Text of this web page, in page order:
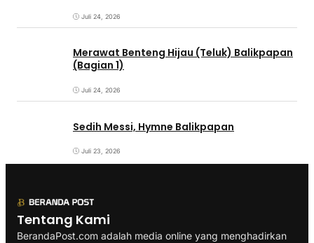
Juli 24, 2026
Merawat Benteng Hijau (Teluk) Balikpapan
(Bagian 1)
Juli 24, 2026
Sedih Messi, Hymne Balikpapan
Juli 23, 2026
Tentang Kami
BerandaPost.com adalah media online yang menghadirkan